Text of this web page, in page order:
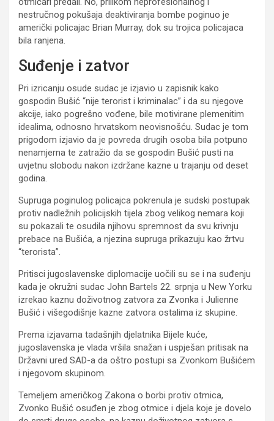
nestručnog pokušaja deaktiviranja bombe poginuo je
američki policajac Brian Murray, dok su trojica policajaca
bila ranjena.
Suđenje i zatvor
Pri izricanju osude sudac je izjavio u zapisnik kako
gospodin Bušić “nije terorist i kriminalac” i da su njegove
akcije, iako pogrešno vođene, bile motivirane plemenitim
idealima, odnosno hrvatskom neovisnošću. Sudac je tom
prigodom izjavio da je povreda drugih osoba bila potpuno
nenamjerna te zatražio da se gospodin Bušić pusti na
uvjetnu slobodu nakon izdržane kazne u trajanju od deset
godina.
Supruga poginulog policajca pokrenula je sudski postupak
protiv nadležnih policijskih tijela zbog velikog nemara koji
su pokazali te osudila njihovu spremnost da svu krivnju
prebace na Bušića, a njezina supruga prikazuju kao žrtvu
“terorista”.
Pritisci jugoslavenske diplomacije uočili su se i na suđenju
kada je okružni sudac John Bartels 22. srpnja u New Yorku
izrekao kaznu doživotnog zatvora za Zvonka i Julienne
Bušić i višegodišnje kazne zatvora ostalima iz skupine.
Prema izjavama tadašnjih djelatnika Bijele kuće,
jugoslavenska je vlada vršila snažan i uspješan pritisak na
Državni ured SAD-a da oštro postupi sa Zvonkom Bušićem
i njegovom skupinom.
Temeljem američkog Zakona o borbi protiv otmica,
Zvonko Bušić osuđen je zbog otmice i djela koje je dovelo